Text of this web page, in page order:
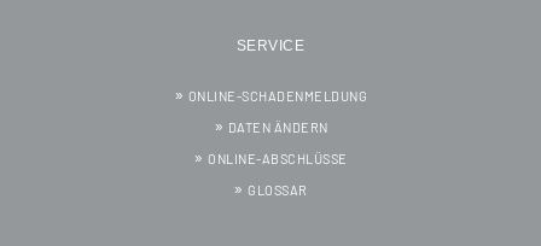
SERVICE
ONLINE-SCHADENMELDUNG
DATEN ÄNDERN
ONLINE-ABSCHLÜSSE
GLOSSAR